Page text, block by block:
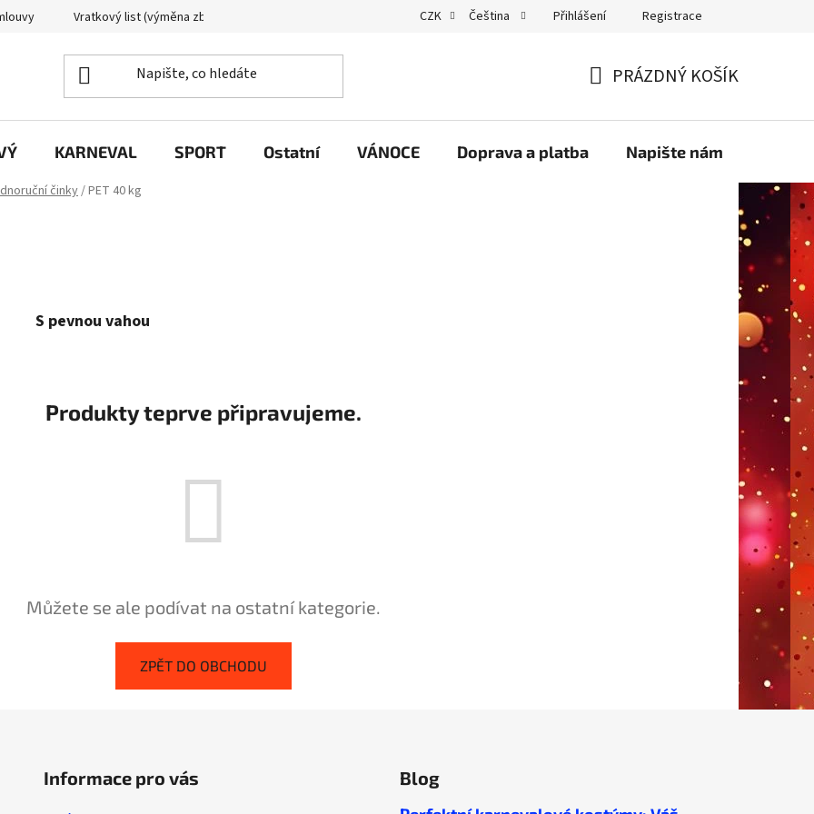
Vratkový list (výměna zboží) GDPR
CZK Čeština Přihlášení Registrace
KOŠÍK
PRÁZDNÝ KOŠÍK
KARNEVAL SPORT Ostatní VÁNOCE Doprava a platba Napište nám
činky/PET 40 kg
S pevnou vahou
Produkty teprve připravujeme.
Můžete se ale podívat na ostatní kategorie.
ZPĚT DO OBCHODU
Informace pro vás Blog